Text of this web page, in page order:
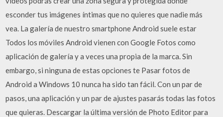
esconder tus imágenes íntimas que no quieres que nadie más
vea. La galería de nuestro smartphone Android suele estar
Todos los móviles Android vienen con Google Fotos como
aplicación de galería y a veces una propia de la marca. Sin
embargo, si ninguna de estas opciones te Pasar fotos de
Android a Windows 10 nunca ha sido tan fácil. Con un par de
pasos, una aplicación y un par de ajustes pasarás todas las fotos
que quieras. Descargar la última versión de Photo Editor para